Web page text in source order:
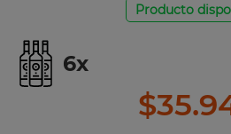
Producto
6x
$35.